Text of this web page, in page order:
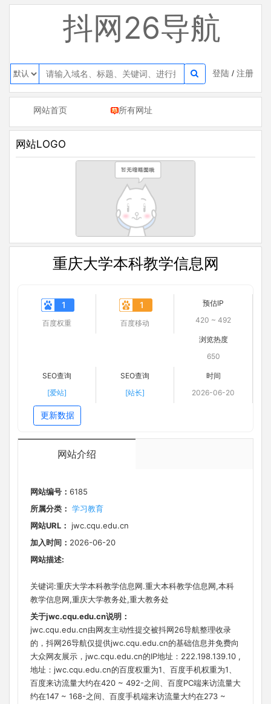
抖网26导航
登陆 /注册
网站首页 所有网址
网站LOGO
重庆大学本科教学信息网
1
百度权重
1
百度移动
预估IP
420 ~ 492
浏览热度
650
SEO查询
[爱站]
SEO查询
[站长]
时间
2026-06-20
更新数据
网站介绍
网站编号： 6185
所属分类： 学习教育
网站URL：
jwc.cqu.edu.cn
加入时间： 2026-06-20
网站描述:
关键词:重庆大学本科教学信息网.重大本科教学信息网,本科
教学信息网,重庆大学教务处,重大教务处
关于jwc.cqu.edu.cn说明：
jwc.cqu.edu.cn由网友主动性提交被抖网26导航整理收录
的，抖网26导航仅提供jwc.cqu.edu.cn的基础信息并免费向
大众网友展示，jwc.cqu.edu.cn的IP地址：222.198.139.10 ,
地址：jwc.cqu.edu.cn的百度权重为1、百度手机权重为1、
百度来访流量大约在420 ~ 492-之间、百度PC端来访流量大
约在147 ~ 168-之间、百度手机端来访流量大约在273 ~